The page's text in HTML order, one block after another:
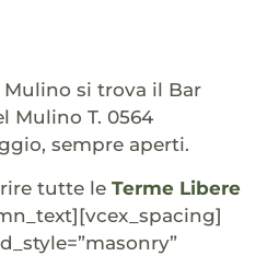
Mulino si trova il Bar
Mulino T. 0564
sempre aperti.
tutte le Terme Libere